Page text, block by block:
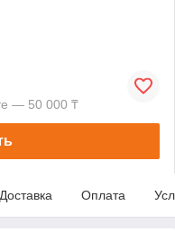
— 50 000 ₸
Доставка Оплата